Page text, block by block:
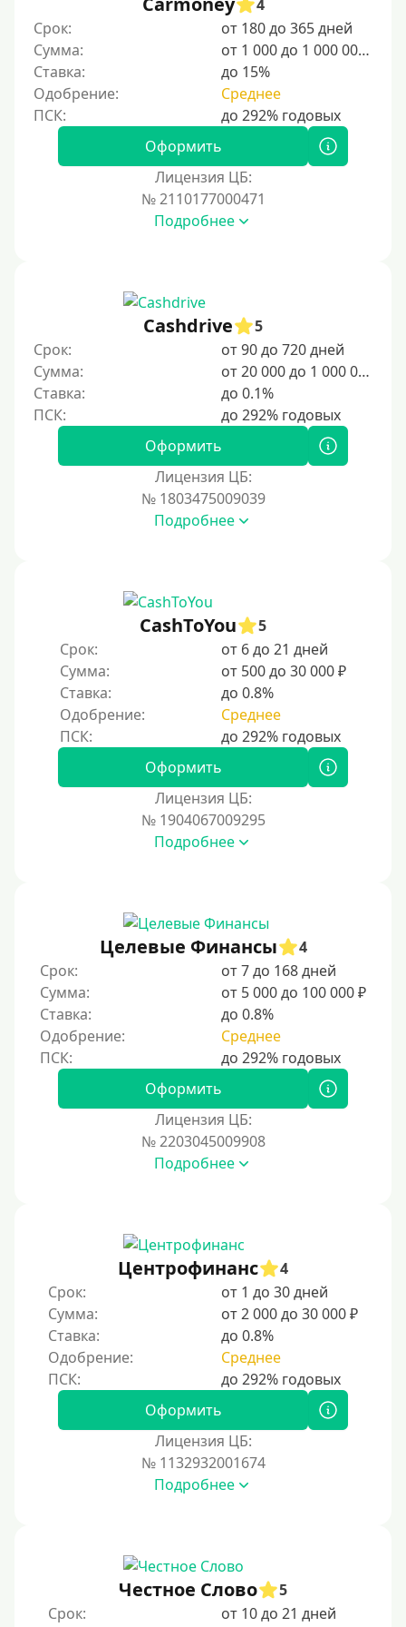
20000 руб
25000 руб
30000 руб
30000 руб на год
35000 руб
40000 руб
150000 руб
200000 руб
250000 руб
Карты банков и платежные системы
Мастеркард
Через Юнистрим (Unistream)
На Вебмани
Виза (Visa)
Моментум (Momentum)
Через систему Контакт (Contact)
Золотая Корона
Через систему быстрых платежей СБП
Способы получения
Без активации сервиса
Не выходя из дома
Без посещения офиса
В офисе
В ломбарде
Роботы займов
Онлайн на карту в Telegram
Без списания денег с карты
Денежным переводом
На Яндекс Деньги
Без привязки карты
4
Срок:
от 180 до 365 дней
Сумма:
от 1 000 до 1 000 000 ₽
Ставка:
до 15%
Одобрение:
Среднее
Оформить
Лицензия ЦБ:
№ 2110177000471
Подробнее
Cashdrive
5
Срок:
от 90 до 720 дней
Сумма:
от 20 000 до 1 000 000 ₽
Ставка:
до 0.1%
Оформить
Лицензия ЦБ:
№ 1803475009039
Подробнее
CashToYou
5
Срок:
от 6 до 21 дней
Сумма:
от 500 до 30 000 ₽
Ставка:
до 0.8%
Одобрение:
Среднее
Оформить
Лицензия ЦБ:
№ 1904067009295
Подробнее
Целевые Финансы
4
Срок:
от 7 до 168 дней
Сумма:
от 5 000 до 100 000 ₽
Ставка:
до 0.8%
Одобрение:
Среднее
Оформить
Лицензия ЦБ:
№ 2203045009908
Подробнее
Центрофинанс
4
Срок:
от 1 до 30 дней
Сумма:
от 2 000 до 30 000 ₽
Ставка:
до 0.8%
Одобрение:
Среднее
Оформить
Лицензия ЦБ:
№ 1132932001674
Подробнее
Честное Слово
5
Срок:
от 10 до 21 дней